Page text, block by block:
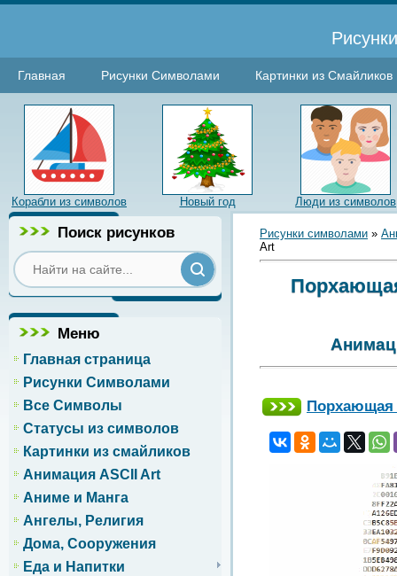
Главная Рисунки Символами Картинки из Смайликов
Корабли из символов Новый год Люди из символов
Поиск рисунков
Меню
Главная страница
Рисунки Символами
Все Символы
Статусы из символов
Картинки из смайликов
Анимация ASCII Art
Аниме и Манга
Ангелы, Религия
Дома, Сооружения
Еда и Напитки
Рисунки символами »
Art
Порхающая